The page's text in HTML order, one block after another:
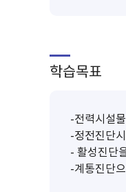
학습목표
-전력시설
-정전진단
- 활성진단
-계통진단